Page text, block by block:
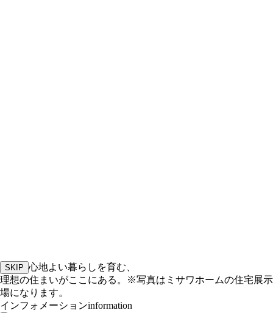
SKIP 心地よい暮らしを育む、
理想の住まいがここにある。
※写真はミサワホームの住宅展示
場になります。
インフォメーションinformation